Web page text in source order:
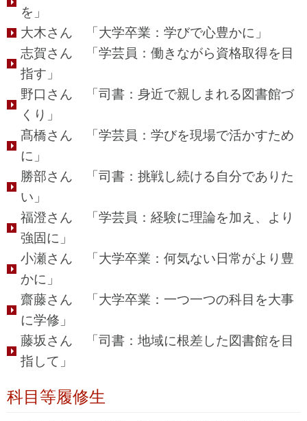
を」
大木さん 「大学卒業：学びで心豊かに」
志賀さん 「学芸員：働きながら資格取得を目
指す」
野口さん 「司書：身近で親しまれる図書館づ
くり」
髙橋さん 「学芸員：学びを現場で活かすため
に」
勝部さん 「司書：挑戦し続ける自分でありた
い」
福澄さん 「学芸員：経験に理論を加え、より
強固に」
小瀬さん 「大学卒業：何気ない日常がより豊
かに」
齋藤さん 「大学卒業：一つ一つの科目を大事
に学修」
藤坂さん 「司書：地域に根差した図書館を目
指して」
科目等履修生